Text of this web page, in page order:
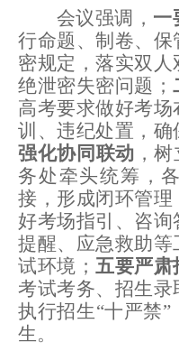
会议强调， 一
行命题、制卷、
密规定，落实双
绝泄密失密问题；
高考要求做好考
训、违纪处置，确
强化协同联动 ，
务处牵头统筹，
接，形成闭环管理
好考场指引、咨
提醒、应急救助
试环境； 五要严肃
考试考务、招生录
执行招生“十严禁
生。